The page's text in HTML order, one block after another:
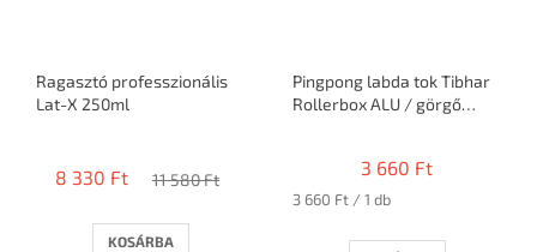
Ragasztó professzionális
Lat-X 250ml
átlagos
5-
8 330 Ft 11 580 Ft
KOSÁRBA
Pingpong labda tok Tibhar
Rollerbox ALU / görgő
3 660 Ft
Egységár:
3 660 Ft / 1 db